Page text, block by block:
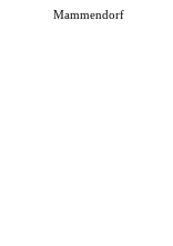
Mammendorf